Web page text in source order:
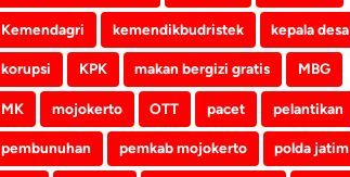
Kemendagri kemendikbudristek kepala desa
korupsi KPK makan bergizi gratis MBG
MK mojokerto OTT pacet pelantikan
pembunuhan pemkab mojokerto polda jatim